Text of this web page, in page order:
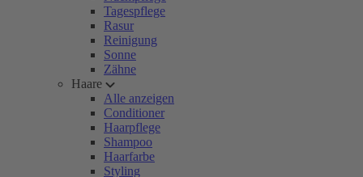
Tagespflege
Rasur
Reinigung
Sonne
Zähne
Haare
Alle anzeigen
Conditioner
Haarpflege
Shampoo
Haarfarbe
Styling